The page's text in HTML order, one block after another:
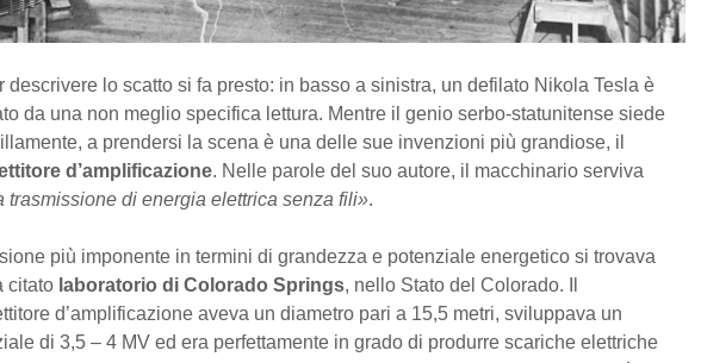
descrivere lo scatto si fa presto: in basso a sinistra, un defilato Nikola Tesla è
da una non meglio specifica lettura. Mentre il genio serbo-statunitense siede
a prendersi la scena è una delle sue invenzioni più grandiose, il
d’amplificazione. Nelle parole del suo autore, il macchinario serviva
trasmissione di energia elettrica senza fili».
più imponente in termini di grandezza e potenziale energetico si trovava
citato laboratorio di Colorado Springs, nello Stato del Colorado. Il
d’amplificazione aveva un diametro pari a 15,5 metri, sviluppava un
di 3,5 – 4 MV ed era perfettamente in grado di produrre scariche elettriche